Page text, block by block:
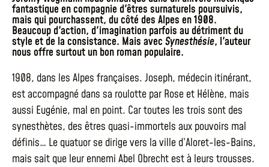
fantastique en compagnie d'êtres surnaturels poursuivis,
mais qui pourchassent, du côté des Alpes en 1908.
Beaucoup d'action, d'imagination parfois au détriment du
style et de la consistance. Mais avec Synesthésie, l'auteur
nous offre surtout un bon roman populaire.
1908, dans les Alpes françaises. Joseph, médecin itinérant,
est accompagné dans sa roulotte par Rose et Hélène, mais
aussi Eugénie, mal en point. Car toutes les trois sont des
synesthètes, des êtres quasi-immortels aux pouvoirs mal
définis… Le quatuor se dirige vers la ville d’Aloret-les-Bains,
mais sait que leur ennemi Abel Obrecht est à leurs trousses.